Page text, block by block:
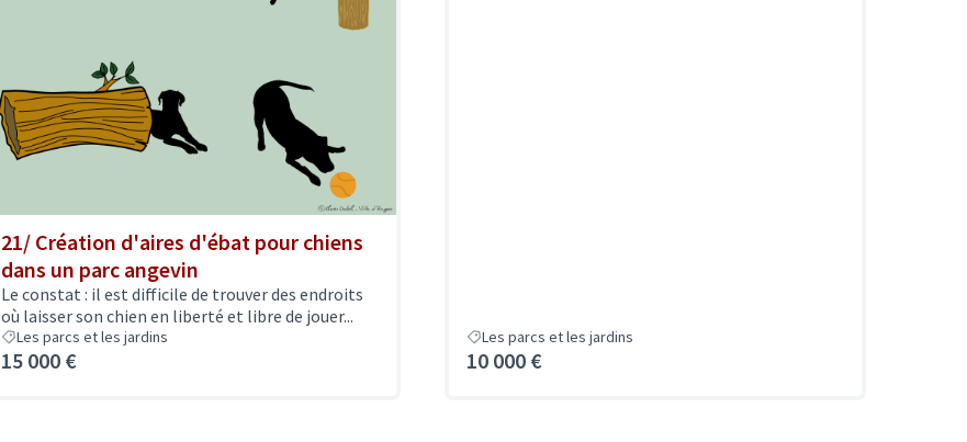
21/ Création d'aires d'ébat pour chiens
dans un parc angevin
Le constat : il est difficile de trouver des endroits
où laisser son chien en liberté et libre de jouer...
Les parcs et les jardins
15 000 €
Les parcs et les jardins
10 000 €